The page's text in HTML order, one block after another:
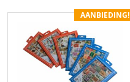
AANBIEDING!